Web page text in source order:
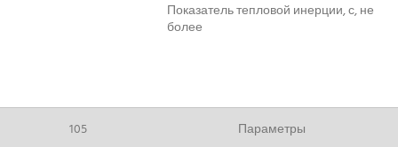
Показатель тепловой инерции, с, не
более
105 Параметры